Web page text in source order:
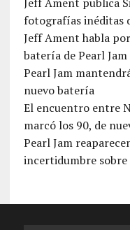
fotografías inéditas
Jeff Ament habla
batería de Pearl Jam
Pearl Jam
nuevo batería
El encuentro entre
marcó los 90, de
Pearl Jam
incertidumbre